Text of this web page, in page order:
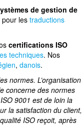
de gestion de
pour les traductions
certifications ISO
techniques. Nos
, danois.
normes. L’organisation
concerne des normes
9001 est de loin la
la satisfaction du client,
ISO reçoit, après